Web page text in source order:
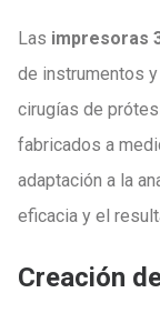
Las impresoras
de instrumentos
cirugías de
fabricados a
adaptación a la
eficacia y el
Creación